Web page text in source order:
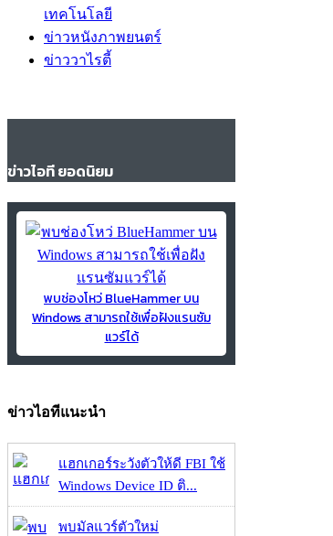
เทคโนโลยี
ข่าวหนังภาพยนตร์
ข่าววาไรตี้
ข่าวไอที ยอดนิยม
พบช่องโหว่ BlueHammer บน
Windows สามารถใช้เพื่อฝังแรนซัม
แวร์ได้
ข่าวไอทีแนะนำ
แฮกเกอร์ระวังตัวให้ดี FBI ใช้
Windows Device ID ติ...
พบมัลแวร์ตัวใหม่